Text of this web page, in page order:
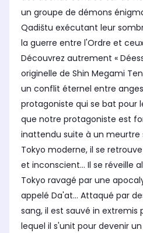
un groupe de démons
Qadištu exécutant leur
la guerre entre l'Ordre et
Découvrez autrement «
originelle de Shin Megami
un conflit éternel entre
protagoniste qui se bat pour
que notre protagoniste est
inattendu suite à un meurtre
Tokyo moderne, il se
et inconscient… Il se réveille
Tokyo ravagé par une
appelé Da'at… Attaqué par
sang, il est sauvé in extremis
lequel il s'unit pour devenir